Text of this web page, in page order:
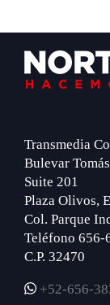
Footer
Transmedia
Bulevar
Suite 201
Plaza Olivos,
Col. Parque
Teléfono 656-
C.P. 32470
+52-656-